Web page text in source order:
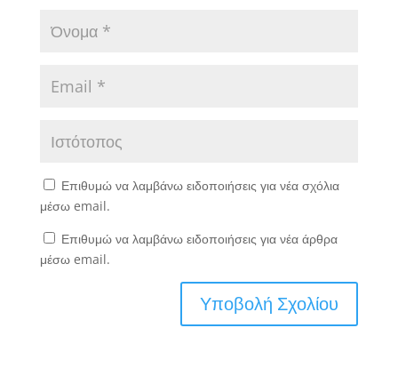
Επιθυμώ να λαμβάνω ειδοποιήσεις για νέα σχόλια
μέσω email.
Επιθυμώ να λαμβάνω ειδοποιήσεις για νέα άρθρα
μέσω email.